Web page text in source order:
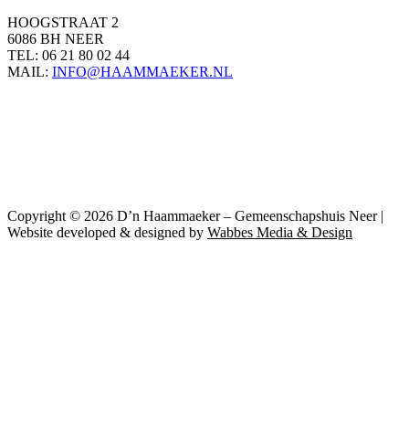
HOOGSTRAAT 2
6086 BH NEER
TEL: 06 21 80 02 44
MAIL: INFO@HAAMMAEKER.NL
Copyright © 2026 D’n Haammaeker – Gemeenschapshuis Neer |
Website developed & designed by Wabbes Media & Design